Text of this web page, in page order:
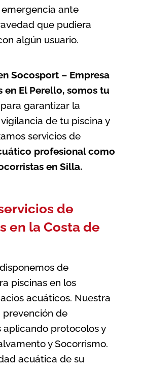
ante
que pudiera
algún usuario.
Socosport – Empresa
en El Perello, somos tu
para garantizar la
de tu piscina y
servicios de
profesional como
en Silla.
de
en la Costa de
de
piscinas en los
acuáticos. Nuestra
prevención de
aplicando protocolos y
y Socorrismo.
acuática de su